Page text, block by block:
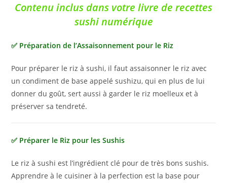
Contenu inclus dans votre livre de recettes
sushi numérique
✅ Préparation de l’Assaisonnement pour le Riz
Pour préparer le riz à sushi, il faut assaisonner le riz avec
un condiment de base appelé sushizu, qui en plus de lui
donner du goût, sert aussi à garder le riz moelleux et à
préserver sa tendreté.
✅ Préparer le Riz pour les Sushis
Le riz à sushi est l’ingrédient clé pour de très bons sushis.
Apprendre à le cuisiner à la perfection est la base pour